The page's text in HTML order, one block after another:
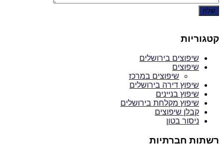
קטגוריות
שיפוצים בירושלים
שיפוצים
שיפוצים במרכז
שיפוץ דירה בירושלים
שיפוץ בניינים
שיפוץ מקלחת בירושלים
קבלן שיפוצים
ניסור בטון
רשתות חברתיות